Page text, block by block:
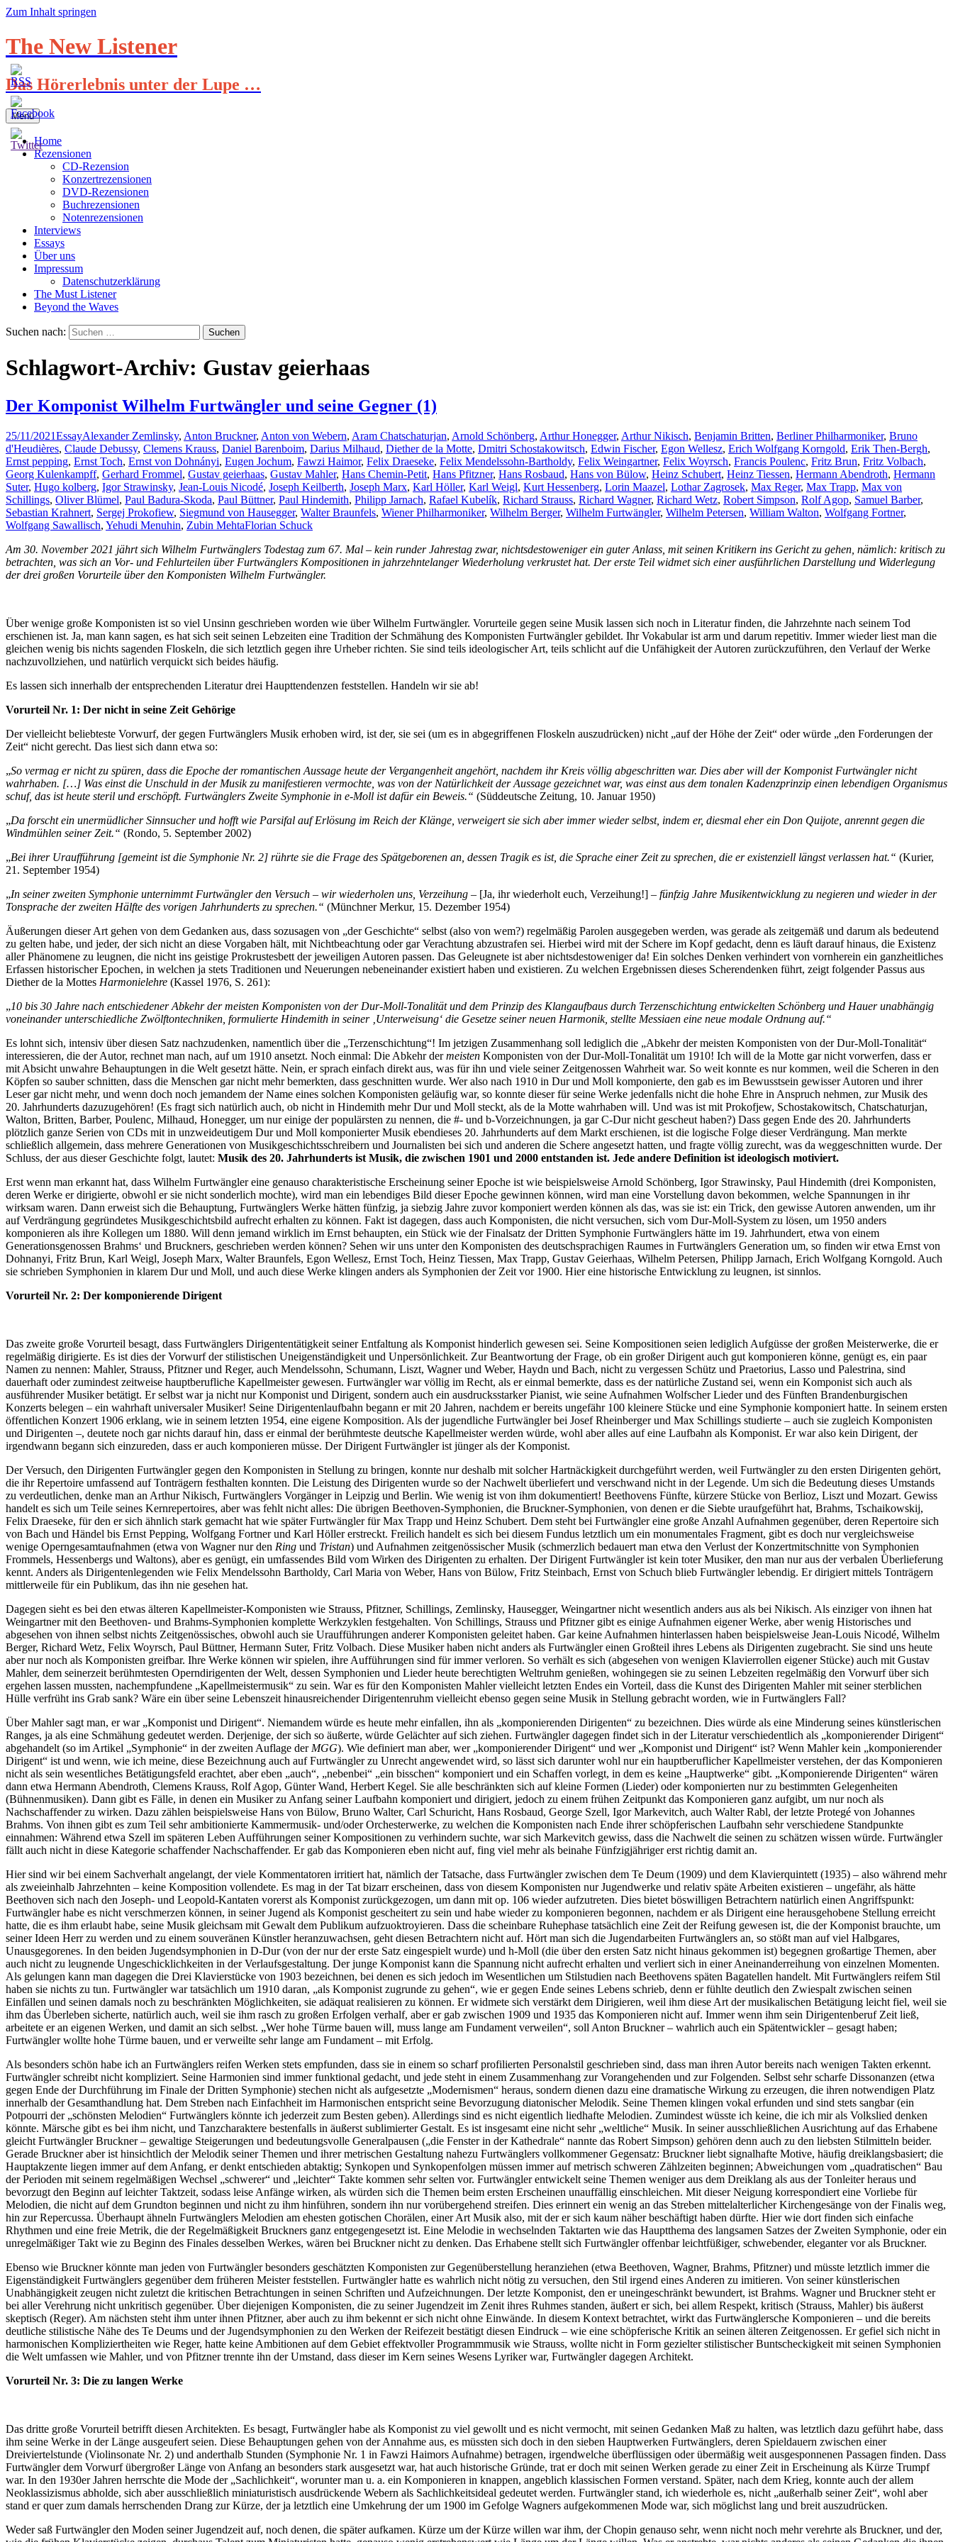
Zum Inhalt springen
The New Listener
Das Hörerlebnis unter der Lupe …
Menü
Home
Rezensionen
CD-Rezension
Konzertrezensionen
DVD-Rezensionen
Buchrezensionen
Notenrezensionen
Interviews
Essays
Über uns
Impressum
Datenschutzerklärung
The Must Listener
Beyond the Waves
Suchen nach:
Schlagwort-Archiv: Gustav geierhaas
Der Komponist Wilhelm Furtwängler und seine Gegner (1)
25/11/2021EssayAlexander Zemlinsky, Anton Bruckner, Anton von Webern, Aram Chatschaturjan, Arnold Schönberg, Arthur Honegger, Arthur Nikisch, Benjamin Britten, Berliner Philharmoniker, Bruno
d'Heudières, Claude Debussy, Clemens Krauss, Daniel Barenboim, Darius Milhaud, Diether de la Motte, Dmitri Schostakowitsch, Edwin Fischer, Egon Wellesz, Erich Wolfgang Korngold, Erik Then-Bergh,
Ernst pepping, Ernst Toch, Ernst von Dohnányi, Eugen Jochum, Fawzi Haimor, Felix Draeseke, Felix Mendelssohn-Bartholdy, Felix Weingartner, Felix Woyrsch, Francis Poulenc, Fritz Brun, Fritz Volbach,
Georg Kulenkampff, Gerhard Frommel, Gustav geierhaas, Gustav Mahler, Hans Chemin-Petit, Hans Pfitzner, Hans Rosbaud, Hans von Bülow, Heinz Schubert, Heinz Tiessen, Hermann Abendroth, Hermann
Suter, Hugo kolberg, Igor Strawinsky, Jean-Louis Nicodé, Joseph Keilberth, Joseph Marx, Karl Höller, Karl Weigl, Kurt Hessenberg, Lorin Maazel, Lothar Zagrosek, Max Reger, Max Trapp, Max von
Schillings, Oliver Blümel, Paul Badura-Skoda, Paul Büttner, Paul Hindemith, Philipp Jarnach, Rafael Kubelík, Richard Strauss, Richard Wagner, Richard Wetz, Robert Simpson, Rolf Agop, Samuel Barber,
Sebastian Krahnert, Sergej Prokofiew, Siegmund von Hausegger, Walter Braunfels, Wiener Philharmoniker, Wilhelm Berger, Wilhelm Furtwängler, Wilhelm Petersen, William Walton, Wolfgang Fortner,
Wolfgang Sawallisch, Yehudi Menuhin, Zubin MehtaFlorian Schuck
Am 30. November 2021 jährt sich Wilhelm Furtwänglers Todestag zum 67. Mal – kein runder Jahrestag zwar, nichtsdestoweniger ein guter Anlass, mit seinen Kritikern ins Gericht zu gehen, nämlich: kritisch zu
betrachten, was sich an Vor- und Fehlurteilen über Furtwänglers Kompositionen in jahrzehntelanger Wiederholung verkrustet hat. Der erste Teil widmet sich einer ausführlichen Darstellung und Widerlegung
der drei großen Vorurteile über den Komponisten Wilhelm Furtwängler.
Über wenige große Komponisten ist so viel Unsinn geschrieben worden wie über Wilhelm Furtwängler. Vorurteile gegen seine Musik lassen sich noch in Literatur finden, die Jahrzehnte nach seinem Tod
erschienen ist. Ja, man kann sagen, es hat sich seit seinen Lebzeiten eine Tradition der Schmähung des Komponisten Furtwängler gebildet. Ihr Vokabular ist arm und darum repetitiv. Immer wieder liest man die
gleichen wenig bis nichts sagenden Floskeln, die sich letztlich gegen ihre Urheber richten. Sie sind teils ideologischer Art, teils schlicht auf die Unfähigkeit der Autoren zurückzuführen, den Verlauf der Werke
nachzuvollziehen, und natürlich verquickt sich beides häufig.
Es lassen sich innerhalb der entsprechenden Literatur drei Haupttendenzen feststellen. Handeln wir sie ab!
Vorurteil Nr. 1: Der nicht in seine Zeit Gehörige
Der vielleicht beliebteste Vorwurf, der gegen Furtwänglers Musik erhoben wird, ist der, sie sei (um es in abgegriffenen Floskeln auszudrücken) nicht „auf der Höhe der Zeit“ oder würde „den Forderungen der
Zeit“ nicht gerecht. Das liest sich dann etwa so:
„So vermag er nicht zu spüren, dass die Epoche der romantischen Aussage heute der Vergangenheit angehört, nachdem ihr Kreis völlig abgeschritten war. Dies aber will der Komponist Furtwängler nicht
wahrhaben. […] Was einst die Unschuld in der Musik zu manifestieren vermochte, was von der Natürlichkeit der Aussage gezeichnet war, was einst aus dem tonalen Kadenzprinzip einen lebendigen Organismus
schuf, das ist heute steril und erschöpft. Furtwänglers Zweite Symphonie in e-Moll ist dafür ein Beweis.“ (Süddeutsche Zeitung, 10. Januar 1950)
„Da forscht ein unermüdlicher Sinnsucher und hofft wie Parsifal auf Erlösung im Reich der Klänge, verweigert sie sich aber immer wieder selbst, indem er, diesmal eher ein Don Quijote, anrennt gegen die
Windmühlen seiner Zeit.“ (Rondo, 5. September 2002)
„Bei ihrer Uraufführung [gemeint ist die Symphonie Nr. 2] rührte sie die Frage des Spätgeborenen an, dessen Tragik es ist, die Sprache einer Zeit zu sprechen, die er existenziell längst verlassen hat.“ (Kurier,
21. September 1954)
„In seiner zweiten Symphonie unternimmt Furtwängler den Versuch – wir wiederholen uns, Verzeihung – [Ja, ihr wiederholt euch, Verzeihung!] – fünfzig Jahre Musikentwicklung zu negieren und wieder in der
Tonsprache der zweiten Hälfte des vorigen Jahrhunderts zu sprechen.“ (Münchner Merkur, 15. Dezember 1954)
Äußerungen dieser Art gehen von dem Gedanken aus, dass sozusagen von „der Geschichte“ selbst (also von wem?) regelmäßig Parolen ausgegeben werden, was gerade als zeitgemäß und darum als bedeutend
zu gelten habe, und jeder, der sich nicht an diese Vorgaben hält, mit Nichtbeachtung oder gar Verachtung abzustrafen sei. Hierbei wird mit der Schere im Kopf gedacht, denn es läuft darauf hinaus, die Existenz
aller Phänomene zu leugnen, die nicht ins geistige Prokrustesbett der jeweiligen Autoren passen. Das Geleugnete ist aber nichtsdestoweniger da! Ein solches Denken verhindert von vornherein ein ganzheitliches
Erfassen historischer Epochen, in welchen ja stets Traditionen und Neuerungen nebeneinander existiert haben und existieren. Zu welchen Ergebnissen dieses Scherendenken führt, zeigt folgender Passus aus
Diether de la Mottes Harmonielehre (Kassel 1976, S. 261):
„10 bis 30 Jahre nach entschiedener Abkehr der meisten Komponisten von der Dur-Moll-Tonalität und dem Prinzip des Klangaufbaus durch Terzenschichtung entwickelten Schönberg und Hauer unabhängig
voneinander unterschiedliche Zwölftontechniken, formulierte Hindemith in seiner ‚Unterweisung‘ die Gesetze seiner neuen Harmonik, stellte Messiaen eine neue modale Ordnung auf.“
Es lohnt sich, intensiv über diesen Satz nachzudenken, namentlich über die „Terzenschichtung“! Im jetzigen Zusammenhang soll lediglich die „Abkehr der meisten Komponisten von der Dur-Moll-Tonalität“
interessieren, die der Autor, rechnet man nach, auf um 1910 ansetzt. Noch einmal: Die Abkehr dermeisten Komponisten von der Dur-Moll-Tonalität um 1910! Ich will de la Motte gar nicht vorwerfen, dass er
mit Absicht unwahre Behauptungen in die Welt gesetzt hätte. Nein, er sprach einfach direkt aus, was für ihn und viele seiner Zeitgenossen Wahrheit war. So weit konnte es nur kommen, weil die Scheren in den
Köpfen so sauber schnitten, dass die Menschen gar nicht mehr bemerkten, dass geschnitten wurde. Wer also nach 1910 in Dur und Moll komponierte, den gab es im Bewusstsein gewisser Autoren und ihrer
Leser gar nicht mehr, und wenn doch noch jemandem der Name eines solchen Komponisten geläufig war, so konnte dieser für seine Werke jedenfalls nicht die hohe Ehre in Anspruch nehmen, zur Musik des
20. Jahrhunderts dazuzugehören! (Es fragt sich natürlich auch, ob nicht in Hindemith mehr Dur und Moll steckt, als de la Motte wahrhaben will. Und was ist mit Prokofjew, Schostakowitsch, Chatschaturjan,
Walton, Britten, Barber, Poulenc, Milhaud, Honegger, um nur einige der populärsten zu nennen, die #- und b-Vorzeichnungen, ja gar C-Dur nicht gescheut haben?) Dass gegen Ende des 20. Jahrhunderts
plötzlich ganze Serien von CDs mit in unzweideutigem Dur und Moll komponierter Musik ebendieses 20. Jahrhunderts auf dem Markt erschienen, ist die logische Folge dieser Verdrängung. Man merkte
schließlich allgemein, dass mehrere Generationen von Musikgeschichtsschreibern und Journalisten bei sich und anderen die Schere angesetzt hatten, und fragte völlig zurecht, was da weggeschnitten wurde. Der
Schluss, der aus dieser Geschichte folgt, lautet: Musik des 20. Jahrhunderts ist Musik, die zwischen 1901 und 2000 entstanden ist. Jede andere Definition ist ideologisch motiviert.
Erst wenn man erkannt hat, dass Wilhelm Furtwängler eine genauso charakteristische Erscheinung seiner Epoche ist wie beispielsweise Arnold Schönberg, Igor Strawinsky, Paul Hindemith (drei Komponisten,
deren Werke er dirigierte, obwohl er sie nicht sonderlich mochte), wird man ein lebendiges Bild dieser Epoche gewinnen können, wird man eine Vorstellung davon bekommen, welche Spannungen in ihr
wirksam waren. Dann erweist sich die Behauptung, Furtwänglers Werke hätten fünfzig, ja siebzig Jahre zuvor komponiert werden können als das, was sie ist: ein Trick, den gewisse Autoren anwenden, um ihr
auf Verdrängung gegründetes Musikgeschichtsbild aufrecht erhalten zu können. Fakt ist dagegen, dass auch Komponisten, die nicht versuchen, sich vom Dur-Moll-System zu lösen, um 1950 anders
komponieren als ihre Kollegen um 1880. Will denn jemand wirklich im Ernst behaupten, ein Stück wie der Finalsatz der Dritten Symphonie Furtwänglers hätte im 19. Jahrhundert, etwa von einem
Generationsgenossen Brahms‘ und Bruckners, geschrieben werden können? Sehen wir uns unter den Komponisten des deutschsprachigen Raumes in Furtwänglers Generation um, so finden wir etwa Ernst von
Dohnanyi, Fritz Brun, Karl Weigl, Joseph Marx, Walter Braunfels, Egon Wellesz, Ernst Toch, Heinz Tiessen, Max Trapp, Gustav Geierhaas, Wilhelm Petersen, Philipp Jarnach, Erich Wolfgang Korngold. Auch
sie schrieben Symphonien in klarem Dur und Moll, und auch diese Werke klingen anders als Symphonien der Zeit vor 1900. Hier eine historische Entwicklung zu leugnen, ist sinnlos.
Vorurteil Nr. 2: Der komponierende Dirigent
Das zweite große Vorurteil besagt, dass Furtwänglers Dirigententätigkeit seiner Entfaltung als Komponist hinderlich gewesen sei. Seine Kompositionen seien lediglich Aufgüsse der großen Meisterwerke, die er
regelmäßig dirigierte. Es ist dies der Vorwurf der stilistischen Uneigenständigkeit und Unpersönlichkeit. Zur Beantwortung der Frage, ob ein großer Dirigent auch gut komponieren könne, genügt es, ein paar
Namen zu nennen: Mahler, Strauss, Pfitzner und Reger, auch Mendelssohn, Schumann, Liszt, Wagner und Weber, Haydn und Bach, nicht zu vergessen Schütz und Praetorius, Lasso und Palestrina, sind
dauerhaft oder zumindest zeitweise hauptberufliche Kapellmeister gewesen. Furtwängler war völlig im Recht, als er einmal bemerkte, dass es der natürliche Zustand sei, wenn ein Komponist sich auch als
ausführender Musiker betätigt. Er selbst war ja nicht nur Komponist und Dirigent, sondern auch ein ausdrucksstarker Pianist, wie seine Aufnahmen Wolfscher Lieder und des Fünften Brandenburgischen
Konzerts belegen – ein wahrhaft universaler Musiker! Seine Dirigentenlaufbahn begann er mit 20 Jahren, nachdem er bereits ungefähr 100 kleinere Stücke und eine Symphonie komponiert hatte. In seinem ersten
öffentlichen Konzert 1906 erklang, wie in seinem letzten 1954, eine eigene Komposition. Als der jugendliche Furtwängler bei Josef Rheinberger und Max Schillings studierte – auch sie zugleich Komponisten
und Dirigenten –, deutete noch gar nichts darauf hin, dass er einmal der berühmteste deutsche Kapellmeister werden würde, wohl aber alles auf eine Laufbahn als Komponist. Er war also kein Dirigent, der
irgendwann begann sich einzureden, dass er auch komponieren müsse. Der Dirigent Furtwängler ist jünger als der Komponist.
Der Versuch, den Dirigenten Furtwängler gegen den Komponisten in Stellung zu bringen, konnte nur deshalb mit solcher Hartnäckigkeit durchgeführt werden, weil Furtwängler zu den ersten Dirigenten gehört,
die ihr Repertoire umfassend auf Tonträgern festhalten konnten. Die Leistung des Dirigenten wurde so der Nachwelt überliefert und verschwand nicht in der Legende. Um sich die Bedeutung dieses Umstands
zu verdeutlichen, denke man an Arthur Nikisch, Furtwänglers Vorgänger in Leipzig und Berlin. Wie wenig ist von ihm dokumentiert! Beethovens Fünfte, kürzere Stücke von Berlioz, Liszt und Mozart. Gewiss
handelt es sich um Teile seines Kernrepertoires, aber was fehlt nicht alles: Die übrigen Beethoven-Symphonien, die Bruckner-Symphonien, von denen er die Siebte uraufgeführt hat, Brahms, Tschaikowskij,
Felix Draeseke, für den er sich ähnlich stark gemacht hat wie später Furtwängler für Max Trapp und Heinz Schubert. Dem steht bei Furtwängler eine große Anzahl Aufnahmen gegenüber, deren Repertoire sich
von Bach und Händel bis Ernst Pepping, Wolfgang Fortner und Karl Höller erstreckt. Freilich handelt es sich bei diesem Fundus letztlich um ein monumentales Fragment, gibt es doch nur vergleichsweise
wenige Operngesamtaufnahmen (etwa von Wagner nur den Ring und Tristan) und Aufnahmen zeitgenössischer Musik (schmerzlich bedauert man etwa den Verlust der Konzertmitschnitte von Symphonien
Frommels, Hessenbergs und Waltons), aber es genügt, ein umfassendes Bild vom Wirken des Dirigenten zu erhalten. Der Dirigent Furtwängler ist kein toter Musiker, den man nur aus der verbalen Überlieferung
kennt. Anders als Dirigentenlegenden wie Felix Mendelssohn Bartholdy, Carl Maria von Weber, Hans von Bülow, Fritz Steinbach, Ernst von Schuch blieb Furtwängler lebendig. Er dirigiert mittels Tonträgern
mittlerweile für ein Publikum, das ihn nie gesehen hat.
Dagegen sieht es bei den etwas älteren Kapellmeister-Komponisten wie Strauss, Pfitzner, Schillings, Zemlinsky, Hausegger, Weingartner nicht wesentlich anders aus als bei Nikisch. Als einziger von ihnen hat
Weingartner mit den Beethoven- und Brahms-Symphonien komplette Werkzyklen festgehalten. Von Schillings, Strauss und Pfitzner gibt es einige Aufnahmen eigener Werke, aber wenig Historisches und
abgesehen von ihnen selbst nichts Zeitgenössisches, obwohl auch sie Uraufführungen anderer Komponisten geleitet haben. Gar keine Aufnahmen hinterlassen haben beispielsweise Jean-Louis Nicodé, Wilhelm
Berger, Richard Wetz, Felix Woyrsch, Paul Büttner, Hermann Suter, Fritz Volbach. Diese Musiker haben nicht anders als Furtwängler einen Großteil ihres Lebens als Dirigenten zugebracht. Sie sind uns heute
aber nur noch als Komponisten greifbar. Ihre Werke können wir spielen, ihre Aufführungen sind für immer verloren. So verhält es sich (abgesehen von wenigen Klavierrollen eigener Stücke) auch mit Gustav
Mahler, dem seinerzeit berühmtesten Operndirigenten der Welt, dessen Symphonien und Lieder heute berechtigten Weltruhm genießen, wohingegen sie zu seinen Lebzeiten regelmäßig den Vorwurf über sich
ergehen lassen mussten, nachempfundene „Kapellmeistermusik“ zu sein. War es für den Komponisten Mahler vielleicht letzten Endes ein Vorteil, dass die Kunst des Dirigenten Mahler mit seiner sterblichen
Hülle verfrüht ins Grab sank? Wäre ein über seine Lebenszeit hinausreichender Dirigentenruhm vielleicht ebenso gegen seine Musik in Stellung gebracht worden, wie in Furtwänglers Fall?
Über Mahler sagt man, er war „Komponist und Dirigent“. Niemandem würde es heute mehr einfallen, ihn als „komponierenden Dirigenten“ zu bezeichnen. Dies würde als eine Minderung seines künstlerischen
Ranges, ja als eine Schmähung gedeutet werden. Derjenige, der sich so äußerte, würde Gelächter auf sich ziehen. Furtwängler dagegen findet sich in der Literatur verschiedentlich als „komponierender Dirigent“
abgehandelt (so im Artikel „Symphonie“ in der zweiten Auflage der MGG). Wie definiert man aber, wer „komponierender Dirigent“ und wer „Komponist und Dirigent“ ist? Wenn Mahler kein „komponierender
Dirigent“ ist und wenn, wie ich meine, diese Bezeichnung auch auf Furtwängler zu Unrecht angewendet wird, so lässt sich darunter wohl nur ein hauptberuflicher Kapellmeister verstehen, der das Komponieren
nicht als sein wesentliches Betätigungsfeld erachtet, aber eben „auch“, „nebenbei“ „ein bisschen“ komponiert und ein Schaffen vorlegt, in dem es keine „Hauptwerke“ gibt. „Komponierende Dirigenten“ wären
dann etwa Hermann Abendroth, Clemens Krauss, Rolf Agop, Günter Wand, Herbert Kegel. Sie alle beschränkten sich auf kleine Formen (Lieder) oder komponierten nur zu bestimmten Gelegenheiten
(Bühnenmusiken). Dann gibt es Fälle, in denen ein Musiker zu Anfang seiner Laufbahn komponiert und dirigiert, jedoch zu einem frühen Zeitpunkt das Komponieren ganz aufgibt, um nur noch als
Nachschaffender zu wirken. Dazu zählen beispielsweise Hans von Bülow, Bruno Walter, Carl Schuricht, Hans Rosbaud, George Szell, Igor Markevitch, auch Walter Rabl, der letzte Protegé von Johannes
Brahms. Von ihnen gibt es zum Teil sehr ambitionierte Kammermusik- und/oder Orchesterwerke, zu welchen die Komponisten nach Ende ihrer schöpferischen Laufbahn sehr verschiedene Standpunkte
einnahmen: Während etwa Szell im späteren Leben Aufführungen seiner Kompositionen zu verhindern suchte, war sich Markevitch gewiss, dass die Nachwelt die seinen zu schätzen wissen würde. Furtwängler
fällt auch nicht in diese Kategorie schaffender Nachschaffender. Er gab das Komponieren eben nicht auf, fing viel mehr als beinahe Fünfzigjähriger erst richtig damit an.
Hier sind wir bei einem Sachverhalt angelangt, der viele Kommentatoren irritiert hat, nämlich der Tatsache, dass Furtwängler zwischen dem Te Deum (1909) und dem Klavierquintett (1935) – also während mehr
als zweieinhalb Jahrzehnten – keine Komposition vollendete. Es mag in der Tat bizarr erscheinen, dass von diesem Komponisten nur Jugendwerke und relativ späte Arbeiten existieren – ungefähr, als hätte
Beethoven sich nach den Joseph- und Leopold-Kantaten vorerst als Komponist zurückgezogen, um dann mit op. 106 wieder aufzutreten. Dies bietet böswilligen Betrachtern natürlich einen Angriffspunkt:
Furtwängler habe es nicht verschmerzen können, in seiner Jugend als Komponist gescheitert zu sein und habe wieder zu komponieren begonnen, nachdem er als Dirigent eine herausgehobene Stellung erreicht
hatte, die es ihm erlaubt habe, seine Musik gleichsam mit Gewalt dem Publikum aufzuoktroyieren. Dass die scheinbare Ruhephase tatsächlich eine Zeit der Reifung gewesen ist, die der Komponist brauchte, um
seiner Ideen Herr zu werden und zu einem souveränen Künstler heranzuwachsen, geht diesen Betrachtern nicht auf. Hört man sich die Jugendarbeiten Furtwänglers an, so stößt man auf viel Halbgares,
Unausgegorenes. In den beiden Jugendsymphonien in D-Dur (von der nur der erste Satz eingespielt wurde) und h-Moll (die über den ersten Satz nicht hinaus gekommen ist) begegnen großartige Themen, aber
auch nicht zu leugnende Ungeschicklichkeiten in der Verlaufsgestaltung. Der junge Komponist kann die Spannung nicht aufrecht erhalten und verliert sich in einer Aneinanderreihung von einzelnen Momenten.
Als gelungen kann man dagegen die Drei Klavierstücke von 1903 bezeichnen, bei denen es sich jedoch im Wesentlichen um Stilstudien nach Beethovens späten Bagatellen handelt. Mit Furtwänglers reifem Stil
haben sie nichts zu tun. Furtwängler war tatsächlich um 1910 daran, „als Komponist zugrunde zu gehen“, wie er gegen Ende seines Lebens schrieb, denn er fühlte deutlich den Zwiespalt zwischen seinen
Einfällen und seinen damals noch zu beschränkten Möglichkeiten, sie adäquat realisieren zu können. Er widmete sich verstärkt dem Dirigieren, weil ihm diese Art der musikalischen Betätigung leicht fiel, weil sie
ihm das Überleben sicherte, natürlich auch, weil sie ihm rasch zu großen Erfolgen verhalf, aber er gab zwischen 1909 und 1935 das Komponieren nicht auf. Immer wenn ihm sein Dirigentenberuf Zeit ließ,
arbeitete er an eigenen Werken, und damit an sich selbst. „Wer hohe Türme bauen will, muss lange am Fundament verweilen“, soll Anton Bruckner – wahrlich auch ein Spätentwickler – gesagt haben;
Furtwängler wollte hohe Türme bauen, und er verweilte sehr lange am Fundament – mit Erfolg.
Als besonders schön habe ich an Furtwänglers reifen Werken stets empfunden, dass sie in einem so scharf profilierten Personalstil geschrieben sind, dass man ihren Autor bereits nach wenigen Takten erkennt.
Furtwängler schreibt nicht kompliziert. Seine Harmonien sind immer funktional gedacht, und jede steht in einem Zusammenhang zur Vorangehenden und zur Folgenden. Selbst sehr scharfe Dissonanzen (etwa
gegen Ende der Durchführung im Finale der Dritten Symphonie) stechen nicht als aufgesetzte „Modernismen“ heraus, sondern dienen dazu eine dramatische Wirkung zu erzeugen, die ihren notwendigen Platz
innerhalb der Gesamthandlung hat. Dem Streben nach Einfachheit im Harmonischen entspricht seine Bevorzugung diatonischer Melodik. Seine Themen klingen vokal erfunden und sind stets sangbar (ein
Potpourri der „schönsten Melodien“ Furtwänglers könnte ich jederzeit zum Besten geben). Allerdings sind es nicht eigentlich liedhafte Melodien. Zumindest wüsste ich keine, die ich mir als Volkslied denken
könnte. Märsche gibt es bei ihm nicht, und Tanzcharaktere bestenfalls in äußerst sublimierter Gestalt. Es ist insgesamt eine nicht sehr „weltliche“ Musik. In seiner ausschließlichen Ausrichtung auf das Erhabene
gleicht Furtwängler Bruckner – gewaltige Steigerungen und bedeutungsvolle Generalpausen („die Fenster in der Kathedrale“ nannte das Robert Simpson) gehören denn auch zu den liebsten Stilmitteln beider.
Gerade Bruckner aber ist hinsichtlich der Melodik seiner Themen und ihrer metrischen Gestaltung nahezu Furtwänglers vollkommener Gegensatz: Bruckner liebt signalhafte Motive, häufig dreiklangsbasiert; die
Hauptakzente liegen immer auf dem Anfang, er denkt entschieden abtaktig; Synkopen und Synkopenfolgen müssen immer auf metrisch schweren Zählzeiten beginnen; Abweichungen vom „quadratischen“ Bau
der Perioden mit seinem regelmäßigen Wechsel „schwerer“ und „leichter“ Takte kommen sehr selten vor. Furtwängler entwickelt seine Themen weniger aus dem Dreiklang als aus der Tonleiter heraus und
bevorzugt den Beginn auf leichter Taktzeit, sodass leise Anfänge wirken, als würden sich die Themen beim ersten Erscheinen unauffällig einschleichen. Mit dieser Neigung korrespondiert eine Vorliebe für
Melodien, die nicht auf dem Grundton beginnen und nicht zu ihm hinführen, sondern ihn nur vorübergehend streifen. Dies erinnert ein wenig an das Streben mittelalterlicher Kirchengesänge von der Finalis weg,
hin zur Repercussa. Überhaupt ähneln Furtwänglers Melodien am ehesten gotischen Chorälen, einer Art Musik also, mit der er sich kaum näher beschäftigt haben dürfte. Hier wie dort finden sich einfache
Rhythmen und eine freie Metrik, die der Regelmäßigkeit Bruckners ganz entgegengesetzt ist. Eine Melodie in wechselnden Taktarten wie das Hauptthema des langsamen Satzes der Zweiten Symphonie, oder ein
unregelmäßiger Takt wie zu Beginn des Finales desselben Werkes, wären bei Bruckner nicht zu denken. Das Erhabene stellt sich Furtwängler offenbar leichtfüßiger, schwebender, eleganter vor als Bruckner.
Ebenso wie Bruckner könnte man jeden von Furtwängler besonders geschätzten Komponisten zur Gegenüberstellung heranziehen (etwa Beethoven, Wagner, Brahms, Pfitzner) und müsste letztlich immer die
Eigenständigkeit Furtwänglers gegenüber dem früheren Meister feststellen. Furtwängler hatte es wahrlich nicht nötig zu versuchen, den Stil irgend eines Anderen zu imitieren. Von seiner künstlerischen
Unabhängigkeit zeugen nicht zuletzt die kritischen Betrachtungen in seinen Schriften und Aufzeichnungen. Der letzte Komponist, den er uneingeschränkt bewundert, ist Brahms. Wagner und Bruckner steht er
bei aller Verehrung nicht unkritisch gegenüber. Über diejenigen Komponisten, die zu seiner Jugendzeit im Zenit ihres Ruhmes standen, äußert er sich, bei allem Respekt, kritisch (Strauss, Mahler) bis äußerst
skeptisch (Reger). Am nächsten steht ihm unter ihnen Pfitzner, aber auch zu ihm bekennt er sich nicht ohne Einwände. In diesem Kontext betrachtet, wirkt das Furtwänglersche Komponieren – und die bereits
deutliche stilistische Nähe des Te Deums und der Jugendsymphonien zu den Werken der Reifezeit bestätigt diesen Eindruck – wie eine schöpferische Kritik an seinen älteren Zeitgenossen. Er gefiel sich nicht in
harmonischen Kompliziertheiten wie Reger, hatte keine Ambitionen auf dem Gebiet effektvoller Programmmusik wie Strauss, wollte nicht in Form gezielter stilistischer Buntscheckigkeit mit seinen Symphonien
die Welt umfassen wie Mahler, und von Pfitzner trennte ihn der Umstand, dass dieser im Kern seines Wesens Lyriker war, Furtwängler dagegen Architekt.
Vorurteil Nr. 3: Die zu langen Werke
Das dritte große Vorurteil betrifft diesen Architekten. Es besagt, Furtwängler habe als Komponist zu viel gewollt und es nicht vermocht, mit seinen Gedanken Maß zu halten, was letztlich dazu geführt habe, dass
ihm seine Werke in der Länge ausgeufert seien. Diese Behauptungen gehen von der Annahme aus, es müssten sich doch in den sieben Hauptwerken Furtwänglers, deren Spieldauern zwischen einer
Dreiviertelstunde (Violinsonate Nr. 2) und anderthalb Stunden (Symphonie Nr. 1 in Fawzi Haimors Aufnahme) betragen, irgendwelche überflüssigen oder übermäßig weit ausgesponnenen Passagen finden. Dass
Furtwängler dem Vorwurf übergroßer Länge von Anfang an besonders stark ausgesetzt war, hat auch historische Gründe, trat er doch mit seinen Werken gerade zu einer Zeit in Erscheinung als Kürze Trumpf
war. In den 1930er Jahren herrschte die Mode der „Sachlichkeit“, worunter man u. a. ein Komponieren in knappen, angeblich klassischen Formen verstand. Später, nach dem Krieg, konnte auch der allem
Neoklassizismus abholde, sich aber ausschließlich miniaturistisch ausdrückende Webern als Sachlichkeitsideal gedeutet werden. Furtwängler stand, ich wiederhole es, nicht „außerhalb seiner Zeit“, wohl aber
stand er quer zum damals herrschenden Drang zur Kürze, der ja letztlich eine Umkehrung der um 1900 im Gefolge Wagners aufgekommenen Mode war, sich möglichst lang und breit auszudrücken.
Weder saß Furtwängler den Moden seiner Jugendzeit auf, noch denen, die später aufkamen. Kürze um der Kürze willen war ihm, der Chopin genauso sehr, wenn nicht noch mehr verehrte als Bruckner, und der,